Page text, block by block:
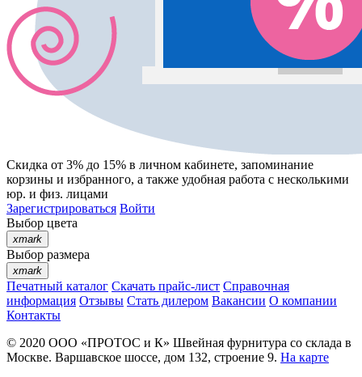
Скидка от 3% до 15% в личном кабинете, запоминание
корзины и избранного, а также удобная работа с несколькими
юр. и физ. лицами
Зарегистрироваться Войти
Выбор цвета
xmark
Выбор размера
xmark
Печатный каталог Скачать прайс-лист Справочная
информация Отзывы Стать дилером Вакансии О компании
Контакты
© 2020 ООО «ПРОТОС и К» Швейная фурнитура со склада в
Москве. Варшавское шоссе, дом 132, строение 9. На карте